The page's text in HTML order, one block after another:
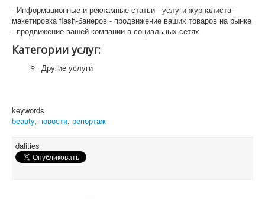
- Информационные и рекламные статьи - услуги журналиста -
макетировка flash-банеров - продвижение ваших товаров на рынке
- продвижение вашей компании в социальных сетях
Категории услуг:
Другие услуги
keywords
beauty, новости, репортаж
dalities